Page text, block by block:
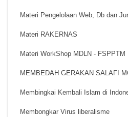
Materi Pengelolaan Web, Db dan
Materi RAKERNAS
Materi WorkShop MDLN - FSPPTM
MEMBEDAH GERAKAN SALAFI
Membingkai Kembali Islam di
Membongkar Virus liberalisme